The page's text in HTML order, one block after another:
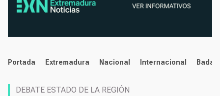
noticias
Portada Extremadura Nacional Internacional
DEBATE ESTADO DE LA REGIÓN